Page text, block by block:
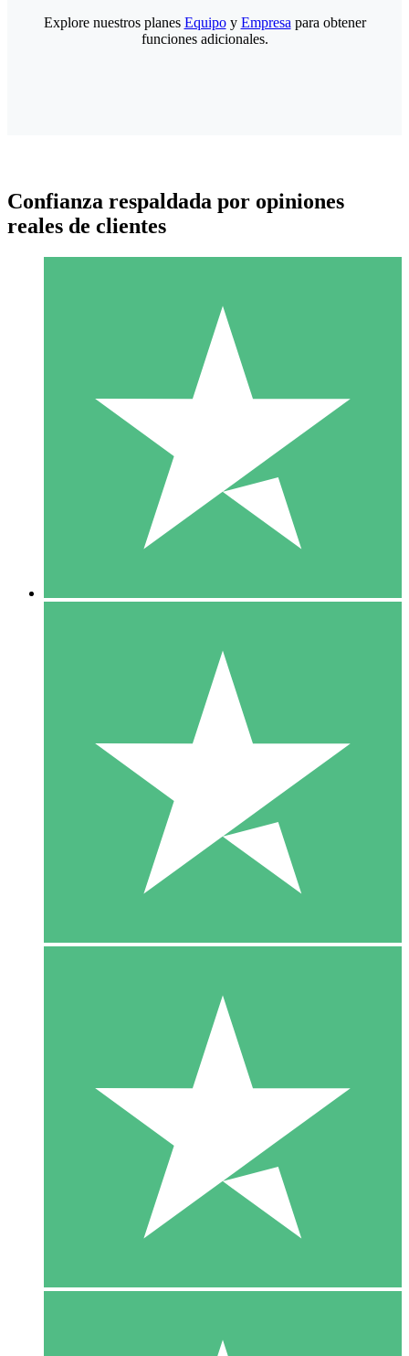
Paquetes de Créditos Individuales
Paga según el uso con créditos de descarga. Sin compromiso
10 00
10 Descargas
20 00
Explore nuestros planes Equipoy Empresa para obtener
funciones adicionales.
Confianza respaldada por opiniones
reales de clientes